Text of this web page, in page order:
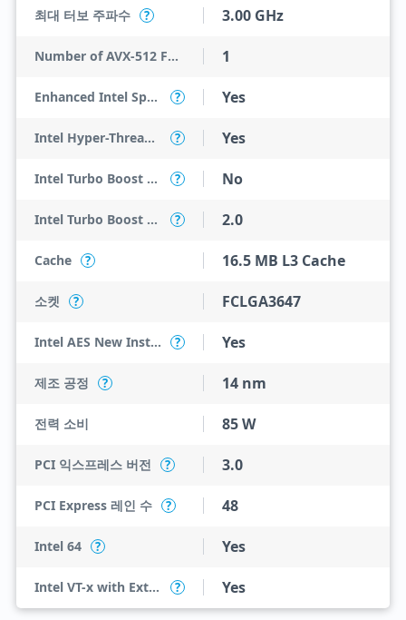
최대 터보 주파수 ? 3.00 GHz
Number of AVX-512 FMA Units 1
Enhanced Intel SpeedStep Technology ? Yes
Intel Hyper-Threading Technology ? Yes
Intel Turbo Boost Max Technology 3.0 ? No
Intel Turbo Boost Technology ? 2.0
Cache ? 16.5 MB L3 Cache
소켓 ? FCLGA3647
Intel AES New Instructions ? Yes
제조 공정 ? 14 nm
전력 소비 85 W
PCI 익스프레스 버전 ? 3.0
PCI Express 레인 수 ? 48
Intel 64 ? Yes
Intel VT-x with Extended Page Tables (EPT) ? Yes